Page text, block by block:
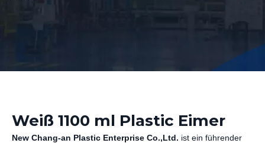
Weiß 1100 ml Plastic Eimer
New Chang-an Plastic Enterprise Co.,Ltd. ist ein führender